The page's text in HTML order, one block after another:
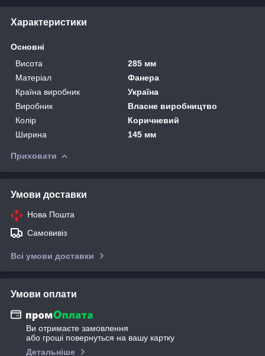
Характеристики
Основні
Висота
285 мм
Матеріал
Фанера
Країна виробник
Україна
Виробник
Власне виробництво
Колір
Коричневий
Ширина
145 мм
Приховати
Умови доставки
Нова Пошта
Самовивіз
Всі умови доставки
Умови оплати
Ви отримаєте замовлення
або гроші повернуться на вашу картку
Детальніше